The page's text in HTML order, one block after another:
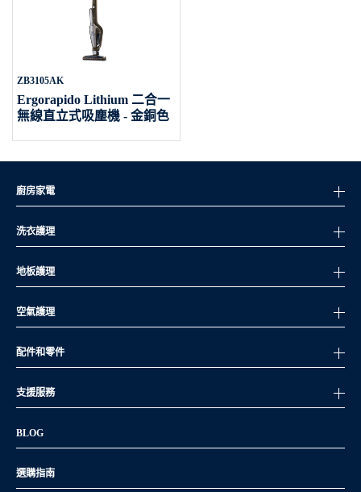
ZB3105AK
Ergorapido Lithium 二合一
無線直立式吸塵機 - 金銅色
廚房家電
洗衣護理
地板護理
空氣護理
配件和零件
支援服務
BLOG
選購指南